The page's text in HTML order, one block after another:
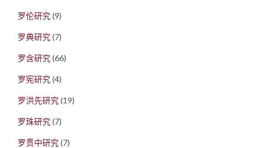
罗伦研究(9)
罗典研究(7)
罗含研究(66)
罗宪研究(4)
罗洪先研究(19)
罗珠研究(7)
罗贯中研究(7)